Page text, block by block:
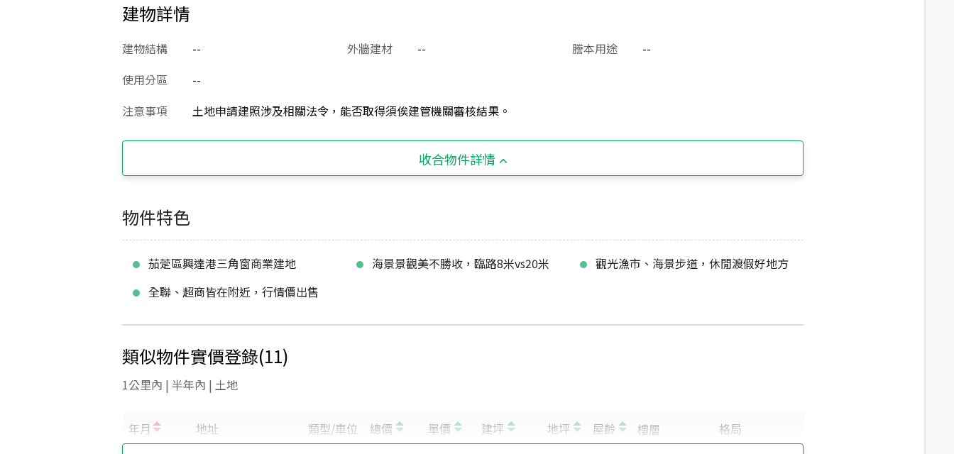
建物詳情
建物結構 -- 外牆建材 -- 謄本用途
--
使用分區
--
注意事項
土地申請建照涉及相關法令，能否取得須俟建管機關審核結果。
收合物件詳情
物件特色
茄萣區興達港三角窗商業建地 海景景觀美不勝收，臨路8米vs20米
觀光漁市、海景步道，休閒渡假好地方
全聯、超商皆在附近，行情價出售
類似物件實價登錄(11)
1公里內 | 半年內 | 土地